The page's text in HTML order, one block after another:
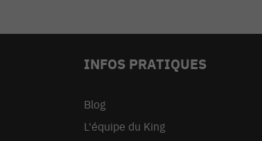
INFOS PRATIQUES
Blog
L'équipe du King